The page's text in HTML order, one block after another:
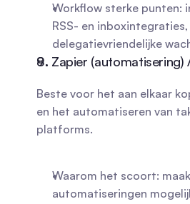
Workflow sterke punten:
RSS- en inboxintegraties,
delegatievriendelijke
8. Zapier (automatisering)
Beste voor het aan elkaar
en het automatiseren van
platforms.
Waarom het scoort:
automatiseringen